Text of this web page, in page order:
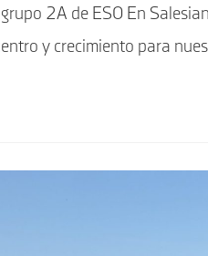
2A de ESO En
y crecimiento para